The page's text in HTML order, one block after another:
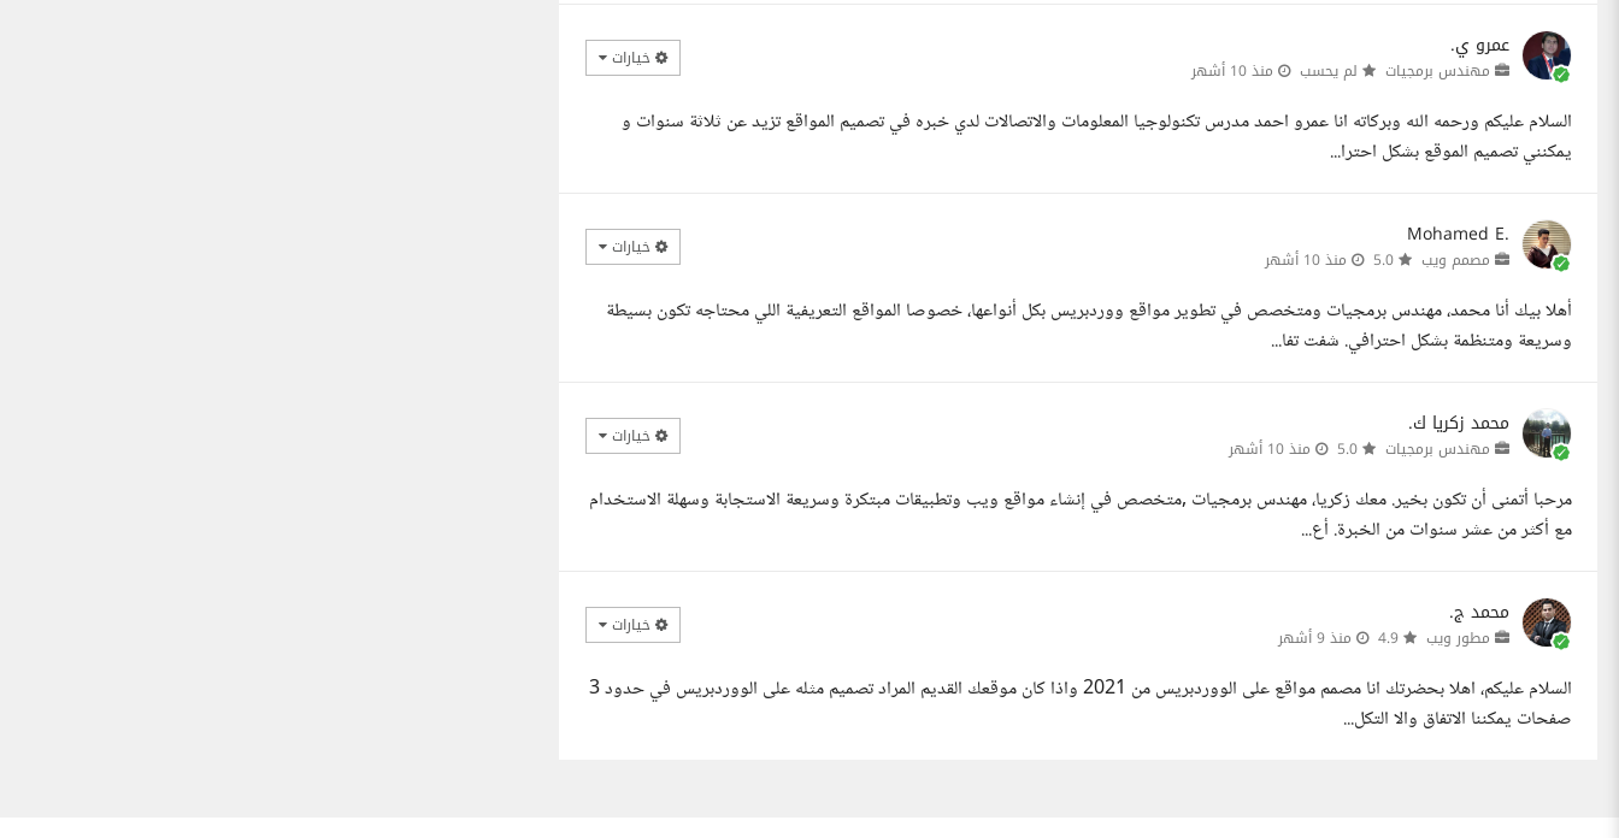
عمرو ي.
مهندس برمجيات لم يحسب منذ 10 أشهر خيارات
السلام عليكم ورحمه الله وبركاته انا عمرو احمد مدرس تكنولوجيا المعلومات والاتصالات لدي خبره في تصميم المواقع تزيد عن ثلاثة سنوات و
يمكنني تصميم الموقع بشكل احترا...
Mohamed E.
مصمم ويب منذ 10 أشهر خيارات
أهلا بيك أنا محمد، مهندس برمجيات ومتخصص في تطوير مواقع ووردبريس بكل أنواعها، خصوصا المواقع التعريفية اللي محتاجه تكون بسيطة
وسريعة ومتنظمة بشكل احترافي. شفت تفا...
محمد زكريا ك.
مهندس برمجيات منذ 10 أشهر خيارات
مرحبا أتمنى أن تكون بخير. معك زكريا، مهندس برمجيات ,متخصص في إنشاء مواقع ويب وتطبيقات مبتكرة وسريعة الاستجابة وسهلة الاستخدام
مع أكثر من عشر سنوات من الخبرة. أع...
محمد ج.
مطور ويب منذ 9 أشهر خيارات
السلام عليكم، اهلا بحضرتك انا مصمم مواقع على الووردبريس من 2021 واذا كان موقعك القديم المراد تصميم مثله على الووردبريس في حدود 3
صفحات يمكننا الاتفاق والا التكل...